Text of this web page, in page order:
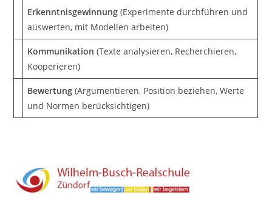
Erkenntnisgewinnung (Experimente durchführen und
auswerten, mit Modellen arbeiten)
Kommunikation (Texte analysieren, Recherchieren,
Kooperieren)
Bewertung (Argumentieren, Position beziehen, Werte
und Normen berücksichtigen)